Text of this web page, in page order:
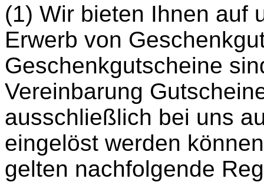
(1) Wir bieten Ihnen auf
Erwerb von
Geschenkgutscheine
Vereinbarung
ausschließlich bei uns
eingelöst werden
gelten nachfolgende